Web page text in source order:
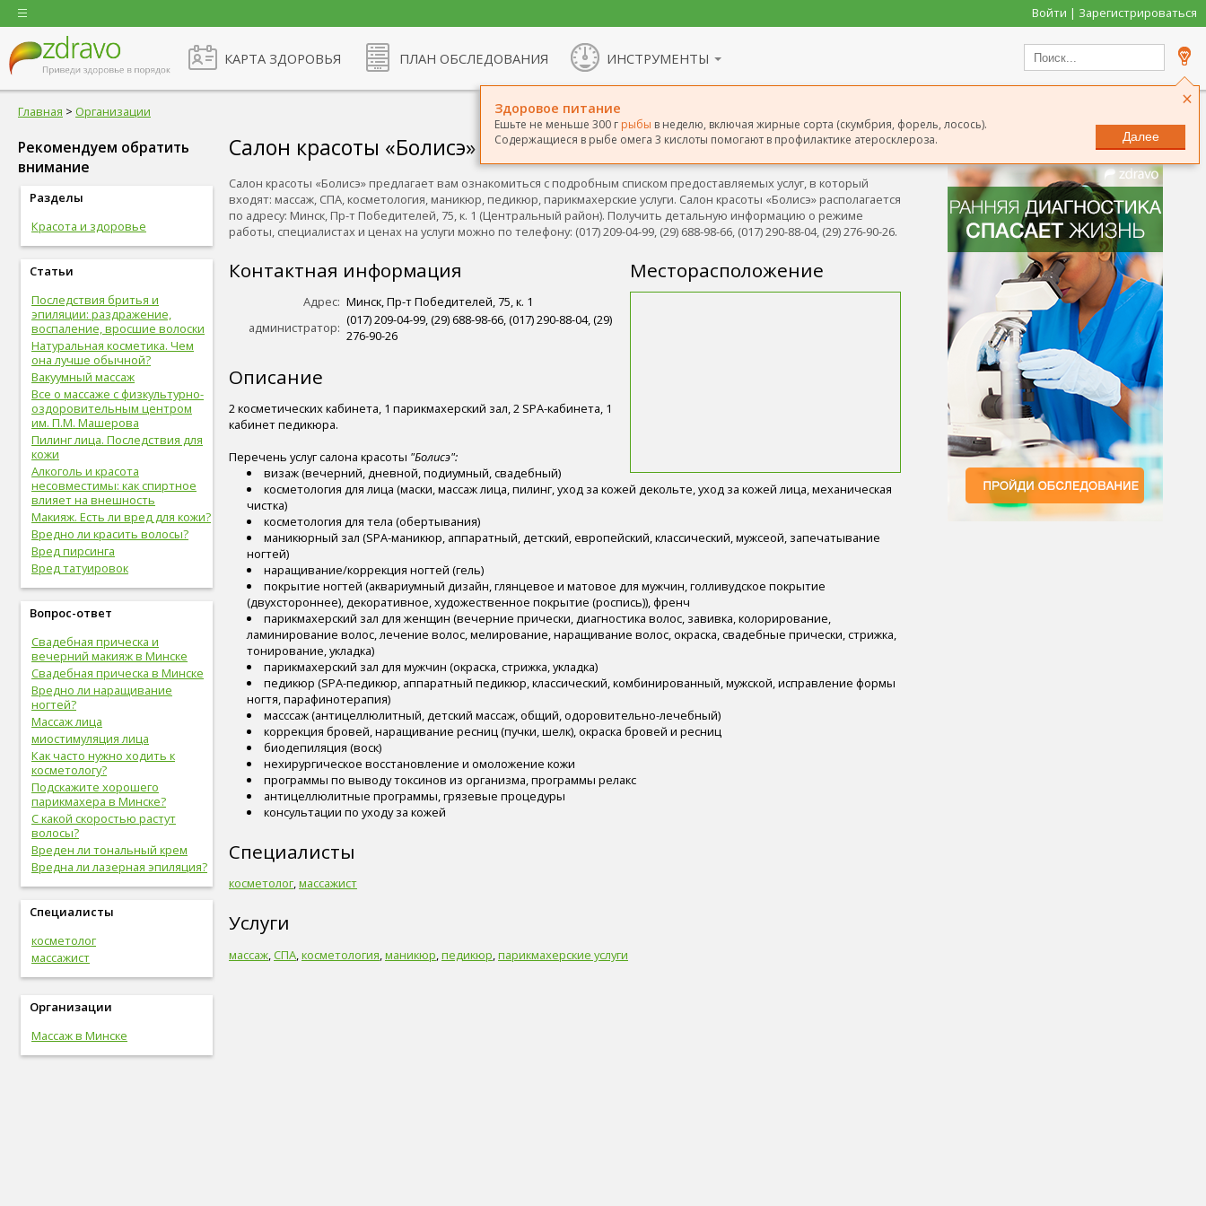
Войти | Зарегистрироваться
КАРТА ЗДОРОВЬЯ ПЛАН ОБСЛЕДОВАНИЯ ИНСТРУМЕНТЫ
×
Здоровое питание
Ешьте не меньше 300 г рыбы в неделю, включая жирные сорта (скумбрия, форель, лосось).
Содержащиеся в рыбе омега 3 кислоты помогают в профилактике атеросклероза.
Далее
Главная > Организации
Рекомендуем обратить
внимание
Разделы
Красота и здоровье
Статьи
Последствия бритья и
эпиляции: раздражение,
воспаление, вросшие волоски
Натуральная косметика. Чем
она лучше обычной?
Вакуумный массаж
Все о массаже с физкультурно-
оздоровительным центром
им. П.М. Машерова
Пилинг лица. Последствия для
кожи
Алкоголь и красота
несовместимы: как спиртное
влияет на внешность
Макияж. Есть ли вред для кожи?
Вредно ли красить волосы?
Вред пирсинга
Вред татуировок
Вопрос-ответ
Свадебная прическа и
вечерний макияж в Минске
Свадебная прическа в Минске
Вредно ли наращивание
ногтей?
Массаж лица
миостимуляция лица
Как часто нужно ходить к
косметологу?
Подскажите хорошего
парикмахера в Минске?
С какой скоростью растут
волосы?
Вреден ли тональный крем
Вредна ли лазерная эпиляция?
Специалисты
косметолог
массажист
Организации
Массаж в Минске
Сообщить о неточности
Салон красоты «Болисэ»
Салон красоты «Болисэ» предлагает вам ознакомиться с подробным списком предоставляемых услуг, в который
входят: массаж, СПА, косметология, маникюр, педикюр, парикмахерские услуги. Салон красоты «Болисэ» располагается
по адресу: Минск, Пр-т Победителей, 75, к. 1 (Центральный район). Получить детальную информацию о режиме
работы, специалистах и ценах на услуги можно по телефону: (017) 209-04-99, (29) 688-98-66, (017) 290-88-04, (29) 276-90-26.
Месторасположение
Контактная информация
Адрес: Минск, Пр-т Победителей, 75, к. 1
администратор: (017) 209-04-99, (29) 688-98-66, (017) 290-88-04, (29)
276-90-26
Описание
2 косметических кабинета, 1 парикмахерский зал, 2 SPA-кабинета, 1
кабинет педикюра.
Перечень услуг салона красоты "Болисэ":
визаж (вечерний, дневной, подиумный, свадебный)
косметология для лица (маски, массаж лица, пилинг, уход за кожей декольте, уход за кожей лица, механическая
чистка)
косметология для тела (обертывания)
маникюрный зал (SPA-маникюр, аппаратный, детский, европейский, классический, мужсеой, запечатывание
ногтей)
наращивание/коррекция ногтей (гель)
покрытие ногтей (аквариумный дизайн, глянцевое и матовое для мужчин, голливудское покрытие
(двухстороннее), декоративное, художественное покрытие (роспись)), френч
парикмахерский зал для женщин (вечерние прически, диагностика волос, завивка, колорирование,
ламинирование волос, лечение волос, мелирование, наращивание волос, окраска, свадебные прически, стрижка,
тонирование, укладка)
парикмахерский зал для мужчин (окраска, стрижка, укладка)
педикюр (SPA-педикюр, аппаратный педикюр, классический, комбинированный, мужской, исправление формы
ногтя, парафинотерапия)
масссаж (антицеллюлитный, детский массаж, общий, одоровительно-лечебный)
коррекция бровей, наращивание ресниц (пучки, шелк), окраска бровей и ресниц
биодепиляция (воск)
нехирургическое восстановление и омоложение кожи
программы по выводу токсинов из организма, программы релакс
антицеллюлитные программы, грязевые процедуры
консультации по уходу за кожей
Специалисты
косметолог,массажист
Услуги
массаж СПА косметология маникюр педикюр парикмахерские услуги